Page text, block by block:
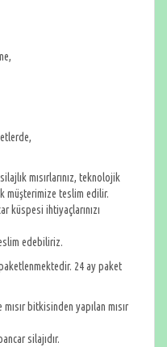
mısırlarınız, teknolojik
müşterimize teslim edilir.
küspesi ihtiyaçlarınızı
edebiliriz.
paketlenmektedir. 24 ay paket
mısır bitkisinden yapılan mısır
silajıdır.